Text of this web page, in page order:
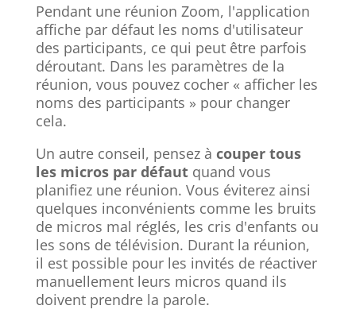
Pendant une réunion Zoom, l'application
affiche par défaut les noms d'utilisateur
des participants, ce qui peut être parfois
déroutant. Dans les paramètres de la
réunion, vous pouvez cocher « afficher les
noms des participants » pour changer
cela.
Un autre conseil, pensez à couper tous
les micros par défautquand vous
planifiez une réunion. Vous éviterez ainsi
quelques inconvénients comme les bruits
de micros mal réglés, les cris d'enfants ou
les sons de télévision. Durant la réunion,
il est possible pour les invités de réactiver
manuellement leurs micros quand ils
doivent prendre la parole.